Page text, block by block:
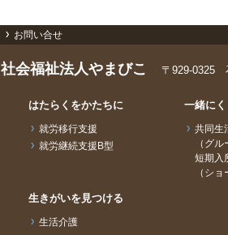
お問い合せ
社会福祉法人やまびこ 〒929-0325
はたらくをかたちに
就労移行支援
就労継続支援B型
生きがいを見つける
生活介護
一緒に
共同生
（グ
短期入
（シ